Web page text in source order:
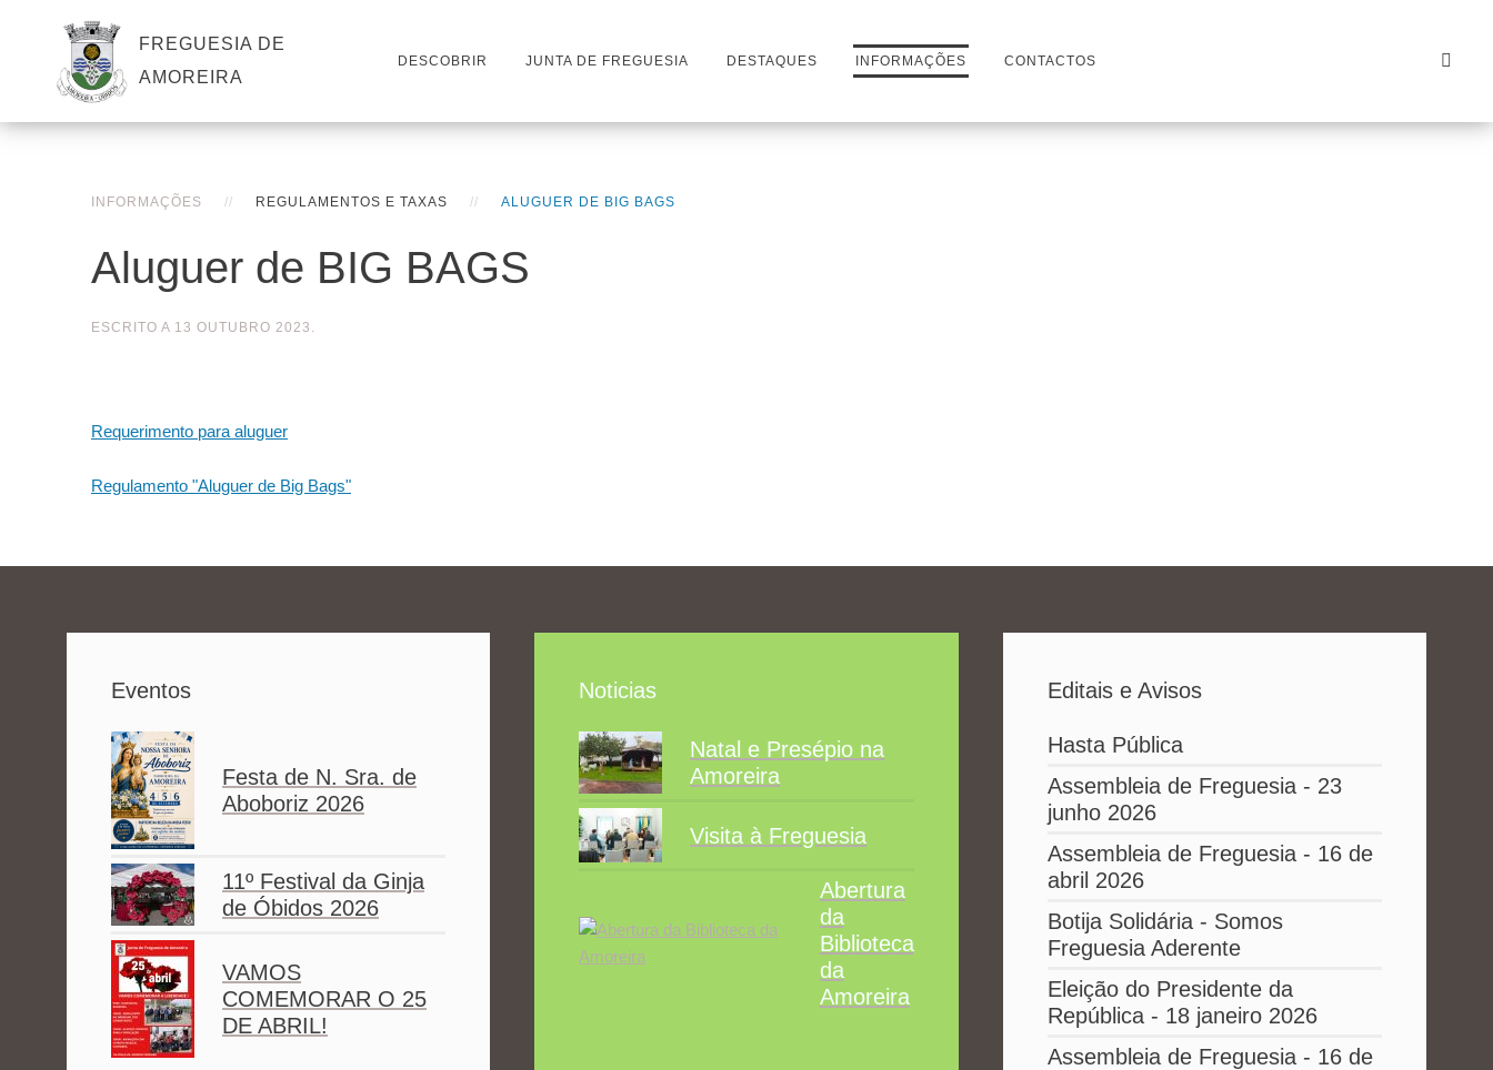
FREGUESIA DE
AMOREIRA
DESCOBRIR JUNTA DE FREGUESIA DESTAQUES INFORMAÇÕES CONTACTOS
INFORMAÇÕES REGULAMENTOS E TAXAS ALUGUER DE BIG BAGS
Aluguer de BIG BAGS
ESCRITO A 13 OUTUBRO 2023 .
Requerimento para aluguer
Regulamento "Aluguer de Big Bags"
Eventos
Festa de N. Sra. de
Aboboriz 2026
11º Festival da Ginja
de Óbidos 2026
VAMOS
COMEMORAR O 25
DE ABRIL!
Noticias
Natal e Presépio na
Amoreira
Visita à Freguesia
Abertura
da
Biblioteca
da
Amoreira
Editais e Avisos
Hasta Pública
Assembleia de Freguesia - 23
junho 2026
Assembleia de Freguesia - 16 de
abril 2026
Botija Solidária - Somos
Freguesia Aderente
Eleição do Presidente da
República - 18 janeiro 2026
Assembleia de Freguesia - 16 de